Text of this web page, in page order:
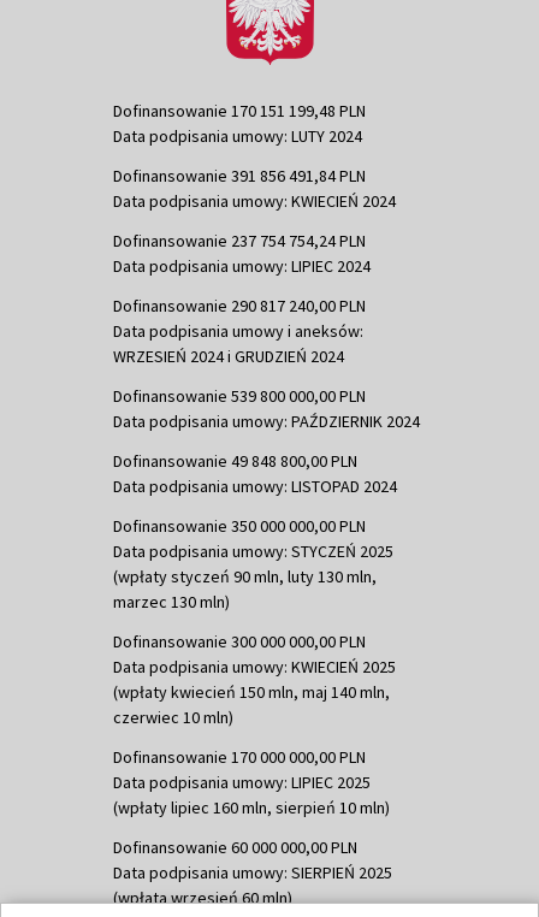
Dofinansowanie 170 151 199,48 PLN
Data podpisania umowy: LUTY 2024
Dofinansowanie 391 856 491,84 PLN
Data podpisania umowy: KWIECIEŃ 2024
Dofinansowanie 237 754 754,24 PLN
Data podpisania umowy: LIPIEC 2024
Dofinansowanie 290 817 240,00 PLN
Data podpisania umowy i aneksów:
WRZESIEŃ 2024 i GRUDZIEŃ 2024
Dofinansowanie 539 800 000,00 PLN
Data podpisania umowy: PAŹDZIERNIK 2024
Dofinansowanie 49 848 800,00 PLN
Data podpisania umowy: LISTOPAD 2024
Dofinansowanie 350 000 000,00 PLN
Data podpisania umowy: STYCZEŃ 2025
(wpłaty styczeń 90 mln, luty 130 mln,
marzec 130 mln)
Dofinansowanie 300 000 000,00 PLN
Data podpisania umowy: KWIECIEŃ 2025
(wpłaty kwiecień 150 mln, maj 140 mln,
czerwiec 10 mln)
Dofinansowanie 170 000 000,00 PLN
Data podpisania umowy: LIPIEC 2025
(wpłaty lipiec 160 mln, sierpień 10 mln)
Dofinansowanie 60 000 000,00 PLN
Data podpisania umowy: SIERPIEŃ 2025
(wpłata wrzesień 60 mln)